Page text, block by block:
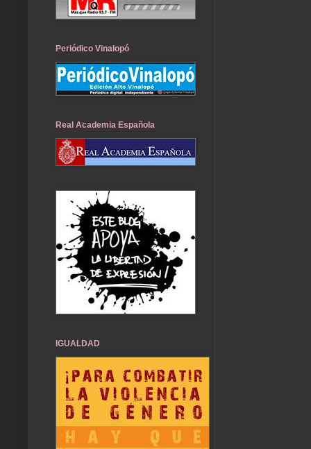
Periódico Vinalopó
Real Academia Española
IGUALDAD